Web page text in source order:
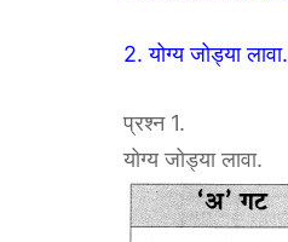
2. योग्य जोड्या लावा.
प्रश्न 1.
योग्य जोड्या लावा.